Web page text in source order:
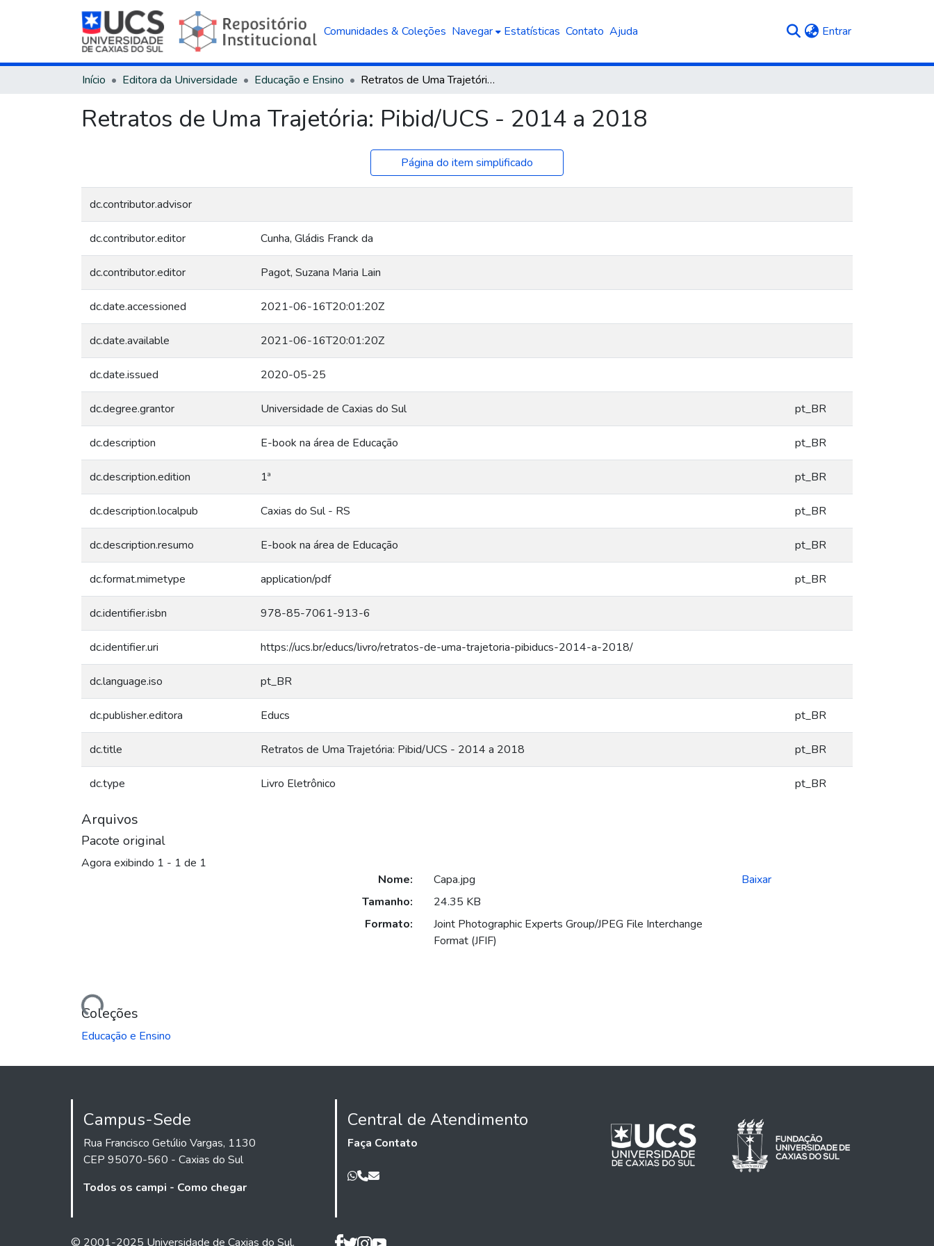
Comunidades & Coleções Navegar Estatísticas Contato Ajuda Entrar(current)
Início Editora da Universidade Educação e Ensino Retratos de Uma Trajetória: Pibid/UCS - 2014 a 2018
Retratos de Uma Trajetória: Pibid/UCS - 2014 a 2018
Página do item simplificado
dc.contributor.advisor
dc.contributor.editor Cunha, Gládis Franck da
dc.contributor.editor Pagot, Suzana Maria Lain
dc.date.accessioned 2021-06-16T20:01:20Z
dc.date.available 2021-06-16T20:01:20Z
dc.date.issued 2020-05-25
dc.degree.grantor Universidade de Caxias do Sul pt_BR
dc.description E-book na área de Educação pt_BR
dc.description.edition 1ª pt_BR
dc.description.localpub Caxias do Sul - RS pt_BR
dc.description.resumo E-book na área de Educação pt_BR
dc.format.mimetype application/pdf pt_BR
dc.identifier.isbn 978-85-7061-913-6
dc.identifier.uri https://ucs.br/educs/livro/retratos-de-uma-trajetoria-pibiducs-2014-a-2018/
dc.language.iso pt_BR
dc.publisher.editora Educs pt_BR
dc.title Retratos de Uma Trajetória: Pibid/UCS - 2014 a 2018 pt_BR
dc.type Livro Eletrônico pt_BR
Arquivos
Pacote original
Agora exibindo 1 - 1 de 1
Carregando...
Nome:
Capa.jpg
Tamanho:
24.35 KB
Formato:
Joint Photographic Experts Group/JPEG File Interchange
Format (JFIF)
Baixar
Coleções
Educação e Ensino
Campus-Sede
Rua Francisco Getúlio Vargas, 1130
CEP 95070-560 - Caxias do Sul
Todos os campi - Como chegar
Central de Atendimento
Faça Contato
© 2001-2025 Universidade de Caxias do Sul.